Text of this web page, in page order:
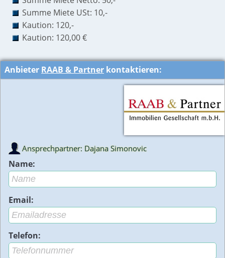
Summe Miete USt: 10,-
Kaution: 120,-
Kaution: 120,00 €
Anbieter RAAB & Partner kontaktieren:
Ansprechpartner: Dajana Simonovic
Name:
Email:
Telefon: